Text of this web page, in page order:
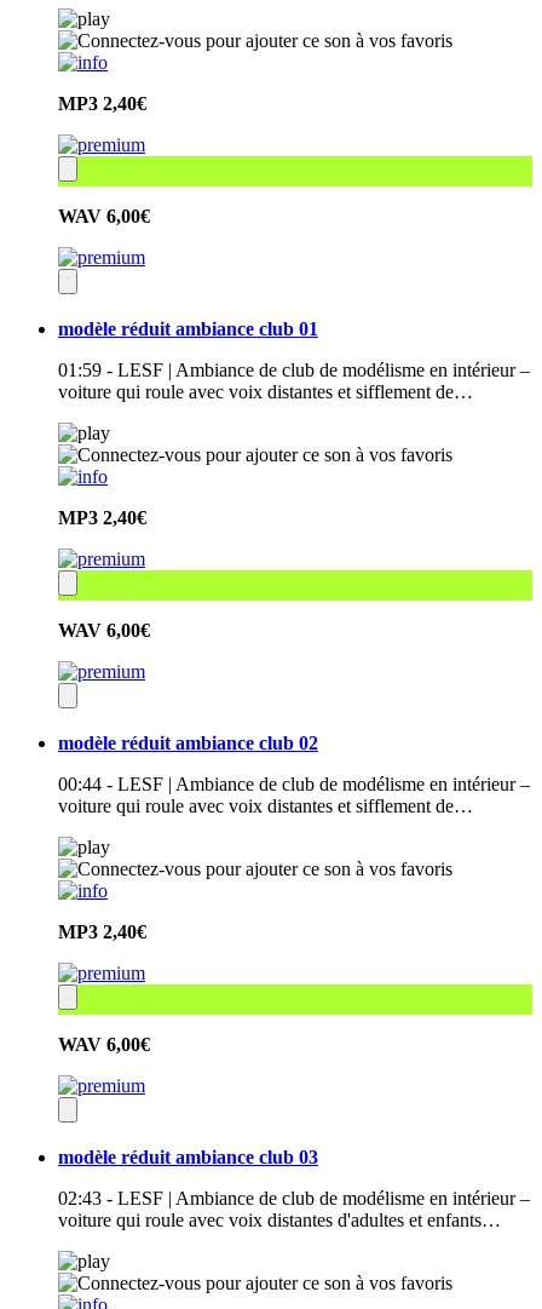
MP3 2,40€
WAV 6,00€
modèle réduit ambiance club 01
01:59 - LESF | Ambiance de club de modélisme en intérieur –
voiture qui roule avec voix distantes et sifflement de…
MP3 2,40€
WAV 6,00€
modèle réduit ambiance club 02
00:44 - LESF | Ambiance de club de modélisme en intérieur –
voiture qui roule avec voix distantes et sifflement de…
MP3 2,40€
WAV 6,00€
modèle réduit ambiance club 03
02:43 - LESF | Ambiance de club de modélisme en intérieur –
voiture qui roule avec voix distantes d'adultes et enfants…